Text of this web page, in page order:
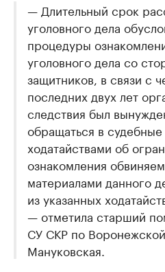
— Длительный срок
уголовного дела
процедуры
уголовного дела со
защитников, в связи с
последних двух лет
следствия был
обращаться в
ходатайствами об
ознакомления
материалами данного
из указанных
— отметила старший
СУ СКР по
Мануковская.